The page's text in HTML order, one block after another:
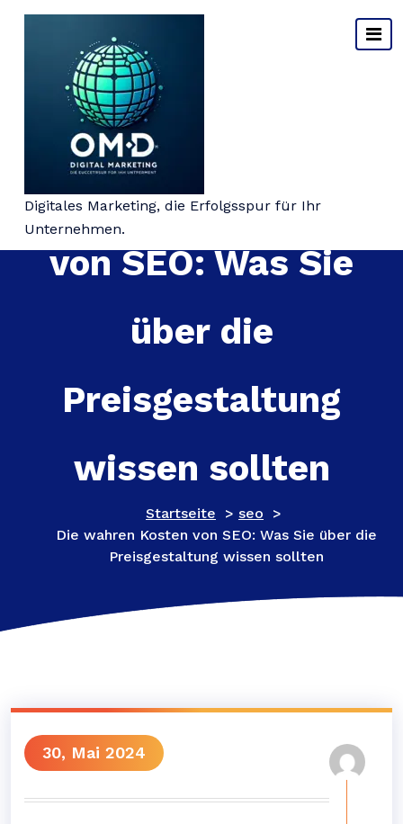
Digitales Marketing, die Erfolgsspur für Ihr
Unternehmen.
Die wahren Kosten
von SEO: Was Sie
über die
Preisgestaltung
wissen sollten
Startseite > seo >
Die wahren Kosten von SEO: Was Sie über die
Preisgestaltung wissen sollten
30, Mai 2024